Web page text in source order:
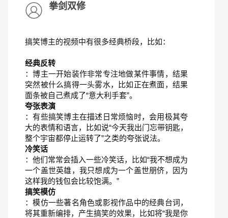
拳剑双修
搞笑博主的视频中有很多经典桥段，比如：
经典反转
：博主一开始装作非常专注地做某件事情，结果
突然被什么搞得一头雾水，比如正在煮面，结果
面条被自己煮成了“意大利手套”。
夸张表演
：有些搞笑博主在描述日常烦恼时，会用极其夸
大的表情和语言，比如说“今天我出门忘带钥匙，
整个宇宙都停止运转了”之类的夸张说法。
冷笑话
：他们常常会插入一些冷笑话，比如“我不想成为
一个盖世英雄，我只想成为一个盖世朋侪，因为
这样我的钱包会比较饱满。”
搞笑模仿
：模仿一些著名角色或影视作品中的经典台词，
将其重新编排，产生搞笑的效果，比如将“我是你